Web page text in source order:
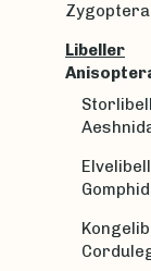
Zygoptera
Libeller